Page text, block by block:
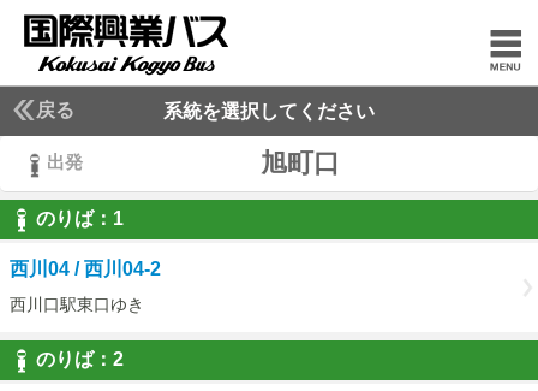
戻る 系統を選択してください
出発 旭町口
のりば： 1
1
西川04 / 西川04-2
西川口駅東口ゆき
のりば： 2
2